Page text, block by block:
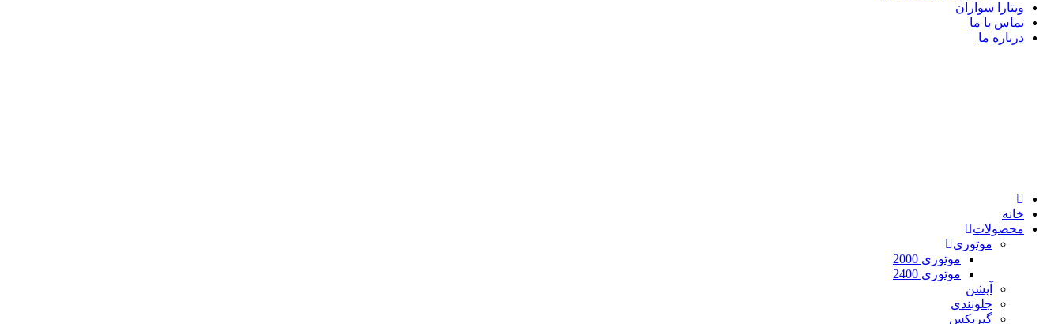
ویتارا سواران
تماس با ما
درباره ما
خانه
محصولات
موتوری
موتوری 2000
موتوری 2400
آپشن
جلوبندی
گیربکس